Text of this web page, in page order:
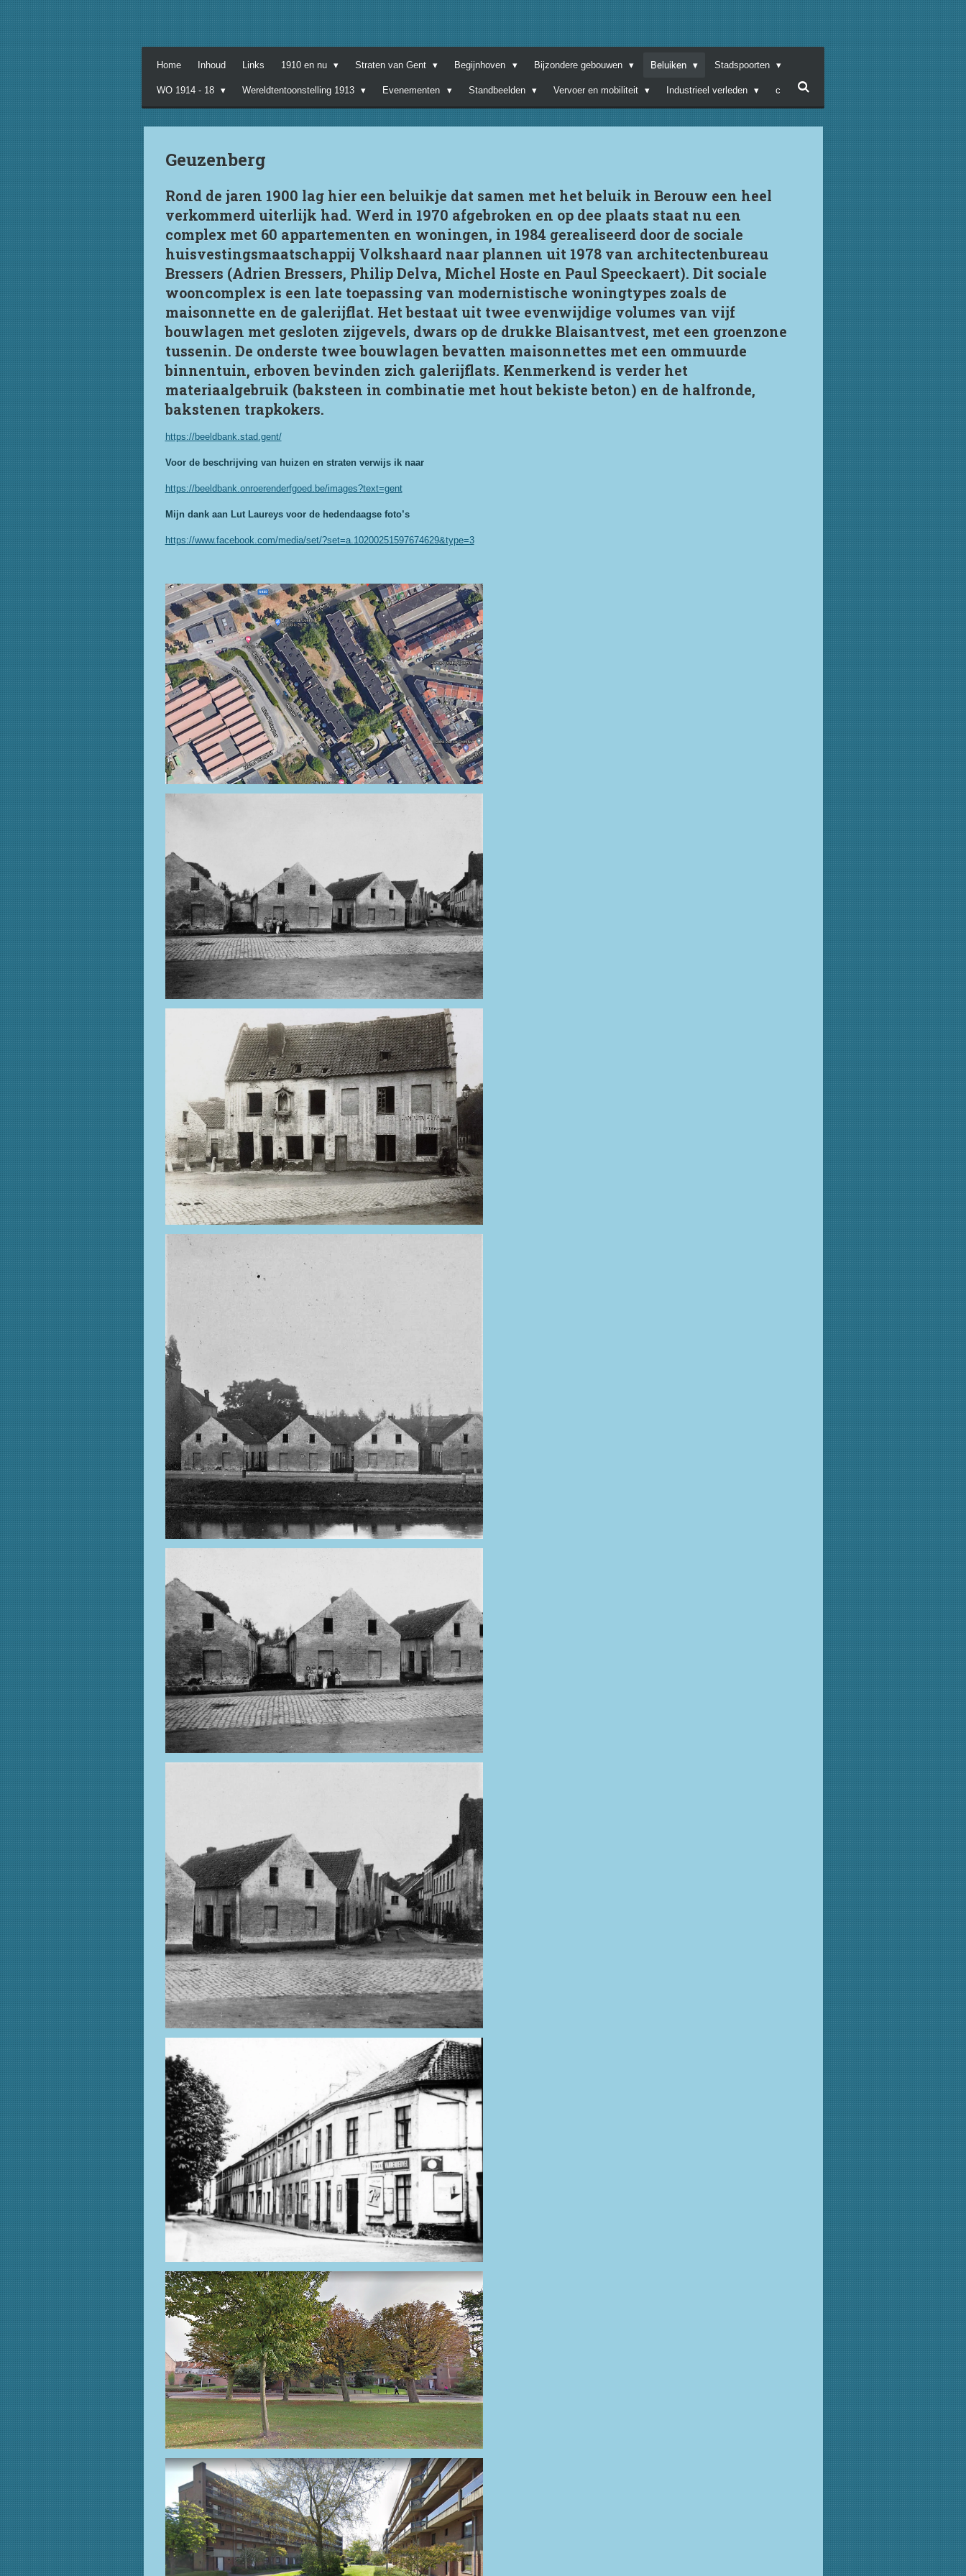
Home Inhoud Links 1910 en nu Straten van Gent Begijnhoven Bijzondere gebouwen Beluiken Stadspoorten
WO 1914 - 18 Wereldtentoonstelling 1913 Evenementen Standbeelden Vervoer en mobiliteit Industrieel verleden c
Geuzenberg
Rond de jaren 1900 lag hier een beluikje dat samen met het beluik in Berouw een heel
verkommerd uiterlijk had. Werd in 1970 afgebroken en op dee plaats staat nu een
complex met 60 appartementen en woningen, in 1984 gerealiseerd door de sociale
huisvestingsmaatschappij Volkshaard naar plannen uit 1978 van architectenbureau
Bressers (Adrien Bressers, Philip Delva, Michel Hoste en Paul Speeckaert). Dit sociale
wooncomplex is een late toepassing van modernistische woningtypes zoals de
maisonnette en de galerijflat. Het bestaat uit twee evenwijdige volumes van vijf
bouwlagen met gesloten zijgevels, dwars op de drukke Blaisantvest, met een groenzone
tussenin. De onderste twee bouwlagen bevatten maisonnettes met een ommuurde
binnentuin, erboven bevinden zich galerijflats. Kenmerkend is verder het
materiaalgebruik (baksteen in combinatie met hout bekiste beton) en de halfronde,
bakstenen trapkokers.
https://beeldbank.stad.gent/
Voor de beschrijving van huizen en straten verwijs ik naar
https://beeldbank.onroerenderfgoed.be/images?text=gent
Mijn dank aan Lut Laureys voor de hedendaagse foto’s
https://www.facebook.com/media/set/?set=a.10200251597674629&type=3